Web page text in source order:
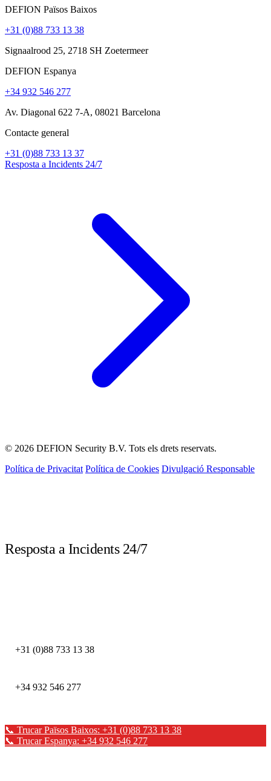
DEFION Països Baixos
+31 (0)88 733 13 38
Signaalrood 25, 2718 SH Zoetermeer
DEFION Espanya
+34 932 546 277
Av. Diagonal 622 7-A, 08021 Barcelona
Contacte general
+31 (0)88 733 13 37
Resposta a Incidents 24/7
© 2026 DEFION Security B.V. Tots els drets reservats.
Política de Privacitat Política de Cookies Divulgació Responsable
Resposta a Incidents 24/7
+31 (0)88 733 13 38
+34 932 546 277
📞 Trucar Països Baixos: +31 (0)88 733 13 38
📞 Trucar Espanya: +34 932 546 277